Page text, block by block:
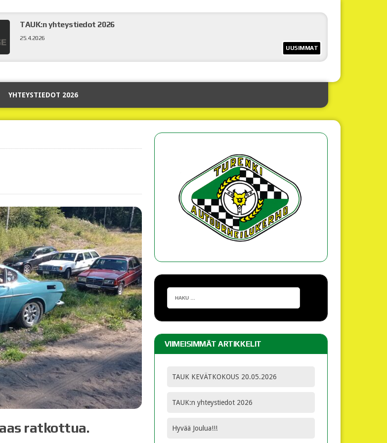
UUSIMMAT
TAUK:n yhteystiedot 2026
25.4.2026
Hyvää Joulua!!!
20.12.2025
Liikenneveitikka 2025
11.8.2025
TAUK KEVÄTKOKOUS 20.05.2026
12.5.2026
YHTEYSTIEDOT 2026
ratkottua.
VIIMEISIMMÄT ARTIKKELIT
TAUK KEVÄTKOKOUS 20.05.2026
TAUK:n yhteystiedot 2026
Hyvää Joulua!!!